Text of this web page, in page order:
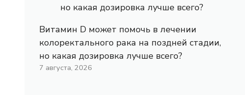
Витамин D может помочь в лечении
колоректального рака на поздней стадии,
но какая дозировка лучше всего?
7 августа, 2026